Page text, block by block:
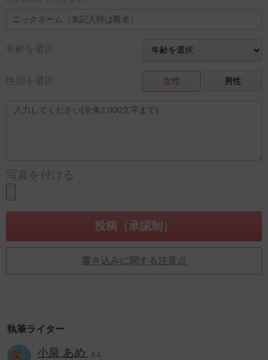
年齢を選択
性別を選択 女性 男性
写真を付ける
書き込みに関する注意点
執筆ライター
小泉 あめ さん